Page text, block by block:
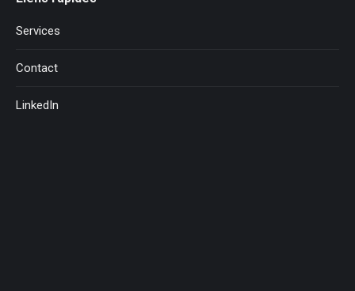
Services
Contact
LinkedIn